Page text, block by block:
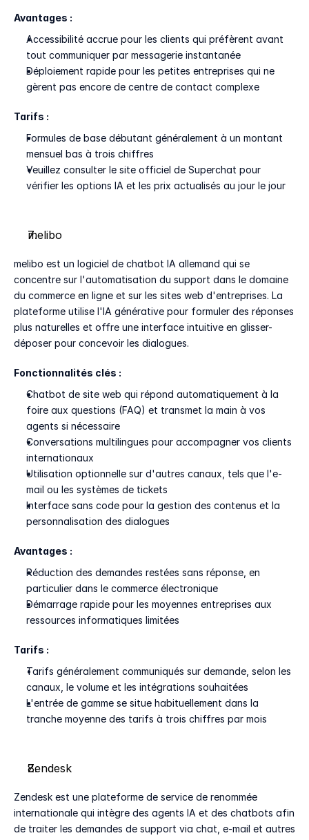
Avantages :
Accessibilité accrue pour les clients qui préfèrent avant
tout communiquer par messagerie instantanée
Déploiement rapide pour les petites entreprises qui ne
gèrent pas encore de centre de contact complexe
Tarifs :
Formules de base débutant généralement à un montant
mensuel bas à trois chiffres
Veuillez consulter le site officiel de Superchat pour
vérifier les options IA et les prix actualisés au jour le jour
melibo
melibo est un logiciel de chatbot IA allemand qui se
concentre sur l'automatisation du support dans le domaine
du commerce en ligne et sur les sites web d'entreprises. La
plateforme utilise l'IA générative pour formuler des réponses
plus naturelles et offre une interface intuitive en glisser-
déposer pour concevoir les dialogues.
Fonctionnalités clés :
Chatbot de site web qui répond automatiquement à la
foire aux questions (FAQ) et transmet la main à vos
agents si nécessaire
Conversations multilingues pour accompagner vos clients
internationaux
Utilisation optionnelle sur d'autres canaux, tels que l'e-
mail ou les systèmes de tickets
Interface sans code pour la gestion des contenus et la
personnalisation des dialogues
Avantages :
Réduction des demandes restées sans réponse, en
particulier dans le commerce électronique
Démarrage rapide pour les moyennes entreprises aux
ressources informatiques limitées
Tarifs :
Tarifs généralement communiqués sur demande, selon les
canaux, le volume et les intégrations souhaitées
L'entrée de gamme se situe habituellement dans la
tranche moyenne des tarifs à trois chiffres par mois
Zendesk
Zendesk est une plateforme de service de renommée
internationale qui intègre des agents IA et des chatbots afin
de traiter les demandes de support via chat, e-mail et autres